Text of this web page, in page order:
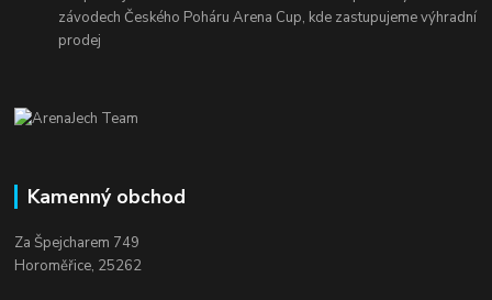
závodech Českého Poháru Arena Cup, kde zastupujeme výhradní
prodej
Kamenný obchod
Za Špejcharem 749
Horoměřice, 25262